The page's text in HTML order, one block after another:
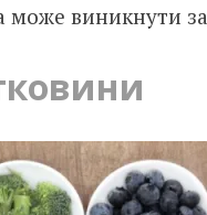
виникнути